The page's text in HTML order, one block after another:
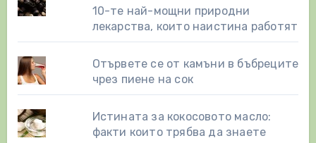
10-те най-мощни природни
лекарства, които наистина работят
Отървете се от камъни в бъбреците
чрез пиене на сок
Истината за кокосовото масло:
факти които трябва да знаете